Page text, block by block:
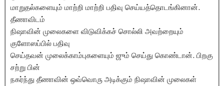
மாறுதல்களையும் மாற்றி மாற்றி பதிவு செய்யத்தொடங்கினான்.
தீணாவிடம்
நிஷாவின் முலைகளை விடுவிக்கச் சொல்லி அவற்றையும்
குளோஸப்பில் பதிவு
செய்தவன் முலைக்காம்புகளையும் ஜும் செய்து கொண்டான். பிறகு
சற்று பின்
நகர்ந்து தீணாவின் ஒவ்வொரு அடிக்கும் நிஷாவின் முலைகள்